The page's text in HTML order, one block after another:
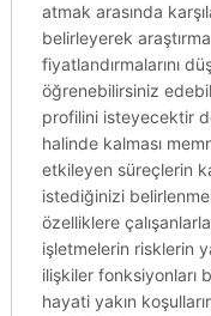
atmak arasında
belirleyerek
fiyatlandırmalarını
öğrenebilirsiniz
profilini isteyecektir
halinde kalması
etkileyen süreçlerin
istediğinizi
özelliklere
işletmelerin risklerin
ilişkiler fonksiyonları
hayati yakın